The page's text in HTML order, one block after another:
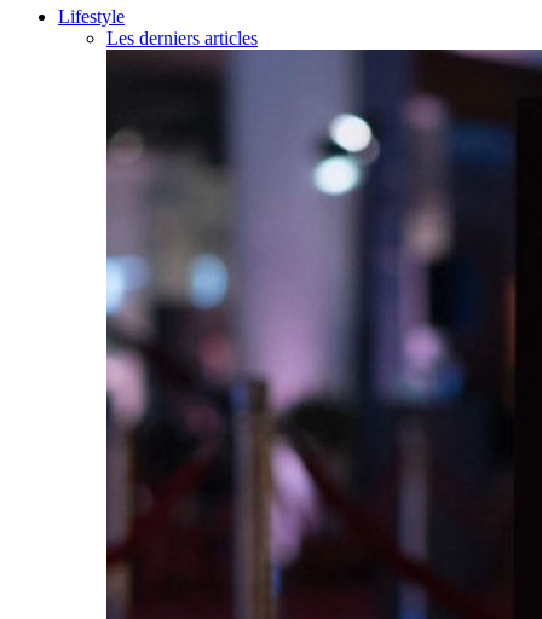
Lifestyle
Les derniers articles